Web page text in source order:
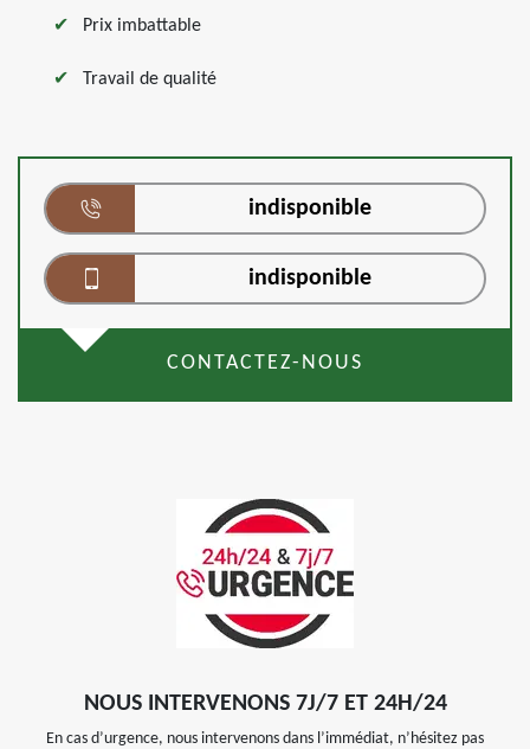
Prix imbattable
Travail de qualité
indisponible
indisponible
CONTACTEZ-NOUS
NOUS INTERVENONS 7J/7 ET 24H/24
En cas d’urgence, nous intervenons dans l’immédiat, n’hésitez pas